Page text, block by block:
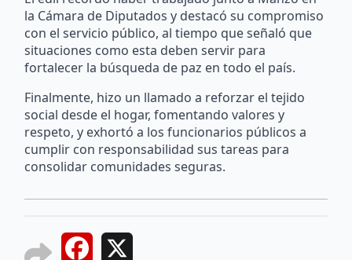
la Cámara de Diputados y destacó su compromiso
con el servicio público, al tiempo que señaló que
situaciones como esta deben servir para
fortalecer la búsqueda de paz en todo el país.
Finalmente, hizo un llamado a reforzar el tejido
social desde el hogar, fomentando valores y
respeto, y exhortó a los funcionarios públicos a
cumplir con responsabilidad sus tareas para
consolidar comunidades seguras.
Facebook